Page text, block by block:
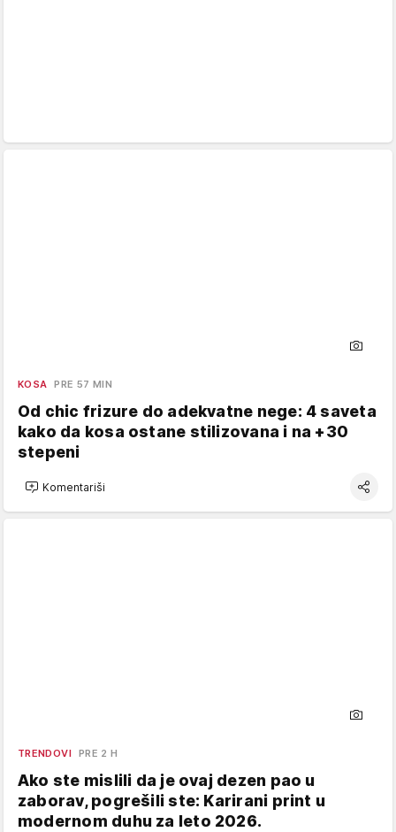
KOSA PRE 57 MIN
Od chic frizure do adekvatne nege: 4 saveta
kako da kosa ostane stilizovana i na +30
stepeni
Komentariši
TRENDOVI PRE 2 H
Ako ste mislili da je ovaj dezen pao u
zaborav, pogrešili ste: Karirani print u
modernom duhu za leto 2026.